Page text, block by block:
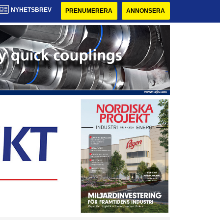
NYHETSBREV PRENUMERERA ANNONSERA